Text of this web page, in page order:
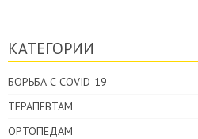
КАТЕГОРИИ
БОРЬБА С COVID-19
ТЕРАПЕВТАМ
ОРТОПЕДАМ